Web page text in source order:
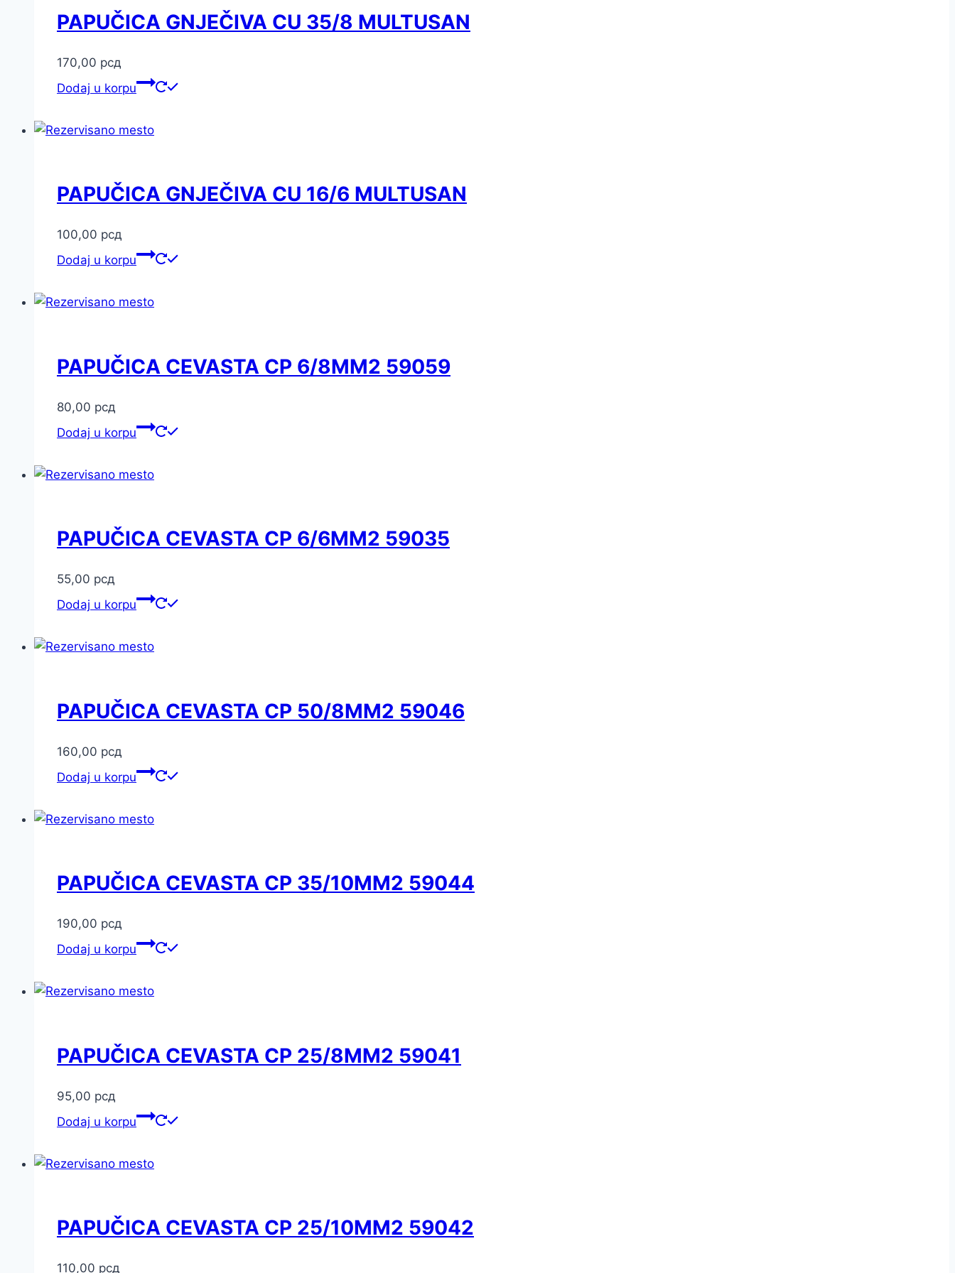
PAPUČICA GNJEČIVA CU 35/8 MULTUSAN
170,00 рсд
Dodaj u korpu
PAPUČICA GNJEČIVA CU 16/6 MULTUSAN
100,00 рсд
Dodaj u korpu
PAPUČICA CEVASTA CP 6/8MM2 59059
80,00 рсд
Dodaj u korpu
PAPUČICA CEVASTA CP 6/6MM2 59035
55,00 рсд
Dodaj u korpu
PAPUČICA CEVASTA CP 50/8MM2 59046
160,00 рсд
Dodaj u korpu
PAPUČICA CEVASTA CP 35/10MM2 59044
190,00 рсд
Dodaj u korpu
PAPUČICA CEVASTA CP 25/8MM2 59041
95,00 рсд
Dodaj u korpu
PAPUČICA CEVASTA CP 25/10MM2 59042
110,00 рсд